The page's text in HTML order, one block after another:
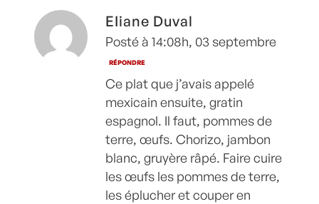
EIiane Duval
Posté à 14:08h, 03 septembre
RÉPONDRE
Ce plat que j’avais appelé
mexicain ensuite, gratin
espagnol. Il faut, pommes de
terre, œufs. Chorizo, jambon
blanc, gruyère râpé. Faire cuire
les œufs les pommes de terre,
les éplucher et couper en